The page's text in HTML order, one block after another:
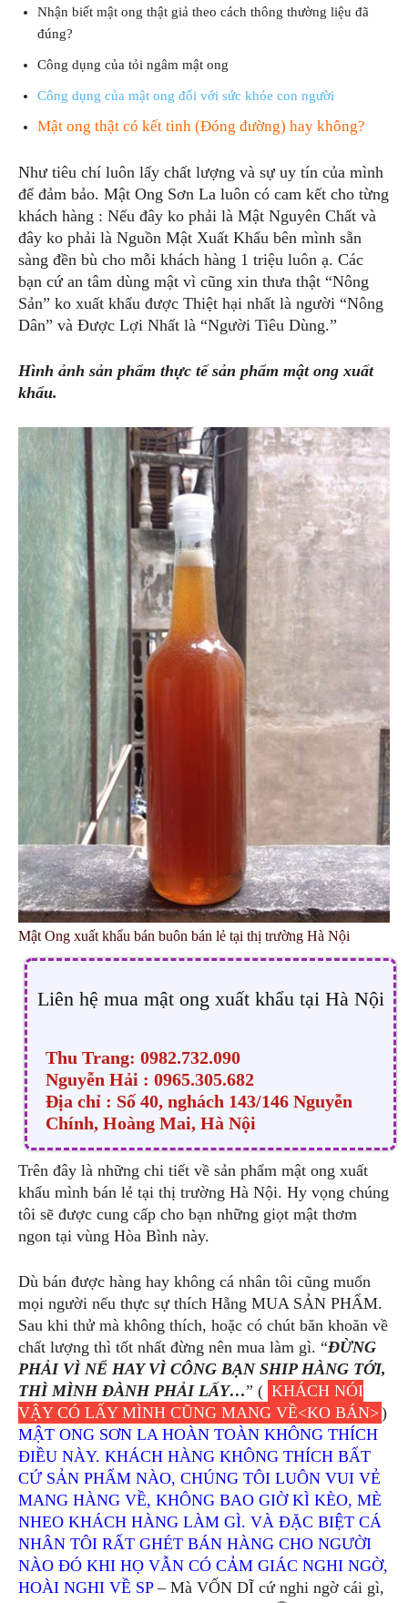
Nhận biết mật ong thật giả theo cách thông thường liệu đã
đúng?
Công dụng của tỏi ngâm mật ong
Công dụng của mật ong đối với sức khỏe con người
Mật ong thật có kết tinh (Đóng đường) hay không?
Như tiêu chí luôn lấy chất lượng và sự uy tín của mình
để đảm bảo. Mật Ong Sơn La luôn có cam kết cho từng
khách hàng : Nếu đây ko phải là Mật Nguyên Chất và
đây ko phải là Nguồn Mật Xuất Khẩu bên mình sẵn
sàng đền bù cho mỗi khách hàng 1 triệu luôn ạ. Các
bạn cứ an tâm dùng mật vì cũng xin thưa thật “Nông
Sản” ko xuất khẩu được Thiệt hại nhất là người “Nông
Dân” và Được Lợi Nhất là “Người Tiêu Dùng.”
Hình ảnh sản phẩm thực tế sản phẩm mật ong xuất
khẩu.
Mật Ong xuất khẩu bán buôn bán lẻ tại thị trường Hà Nội
Liên hệ mua mật ong xuất khẩu tại Hà Nội
Thu Trang: 0982.732.090
Nguyễn Hải : 0965.305.682
Địa chỉ : Số 40, nghách 143/146 Nguyễn
Chính, Hoàng Mai, Hà Nội
Trên đây là những chi tiết về sản phẩm mật ong xuất
khẩu mình bán lẻ tại thị trường Hà Nội. Hy vọng chúng
tôi sẽ được cung cấp cho bạn những giọt mật thơm
ngon tại vùng Hòa Bình này.
Dù bán được hàng hay không cá nhân tôi cũng muốn
mọi người nếu thực sự thích Hẵng MUA SẢN PHẨM.
Sau khi thử mà không thích, hoặc có chút băn khoăn về
chất lượng thì tốt nhất đừng nên mua làm gì. “ĐỪNG
PHẢI VÌ NỂ HAY VÌ CÔNG BẠN SHIP HÀNG TỚI,
THÌ MÌNH ĐÀNH PHẢI LẤY…” ( KHÁCH NÓI
VẬY CÓ LẤY MÌNH CŨNG MANG VỀ<KO BÁN>)
MẬT ONG SƠN LA HOÀN TOÀN KHÔNG THÍCH
ĐIỀU NÀY. KHÁCH HÀNG KHÔNG THÍCH BẤT
CỨ SẢN PHẨM NÀO, CHÚNG TÔI LUÔN VUI VẺ
MANG HÀNG VỀ, KHÔNG BAO GIỜ KÌ KÈO, MÈ
NHEO KHÁCH HÀNG LÀM GÌ. VÀ ĐẶC BIỆT CÁ
NHÂN TÔI RẤT GHÉT BÁN HÀNG CHO NGƯỜI
NÀO ĐÓ KHI HỌ VẪN CÓ CẢM GIÁC NGHI NGỜ,
HOÀI NGHI VỀ SP– Mà VỐN DĨ cứ nghi ngờ cái gì,